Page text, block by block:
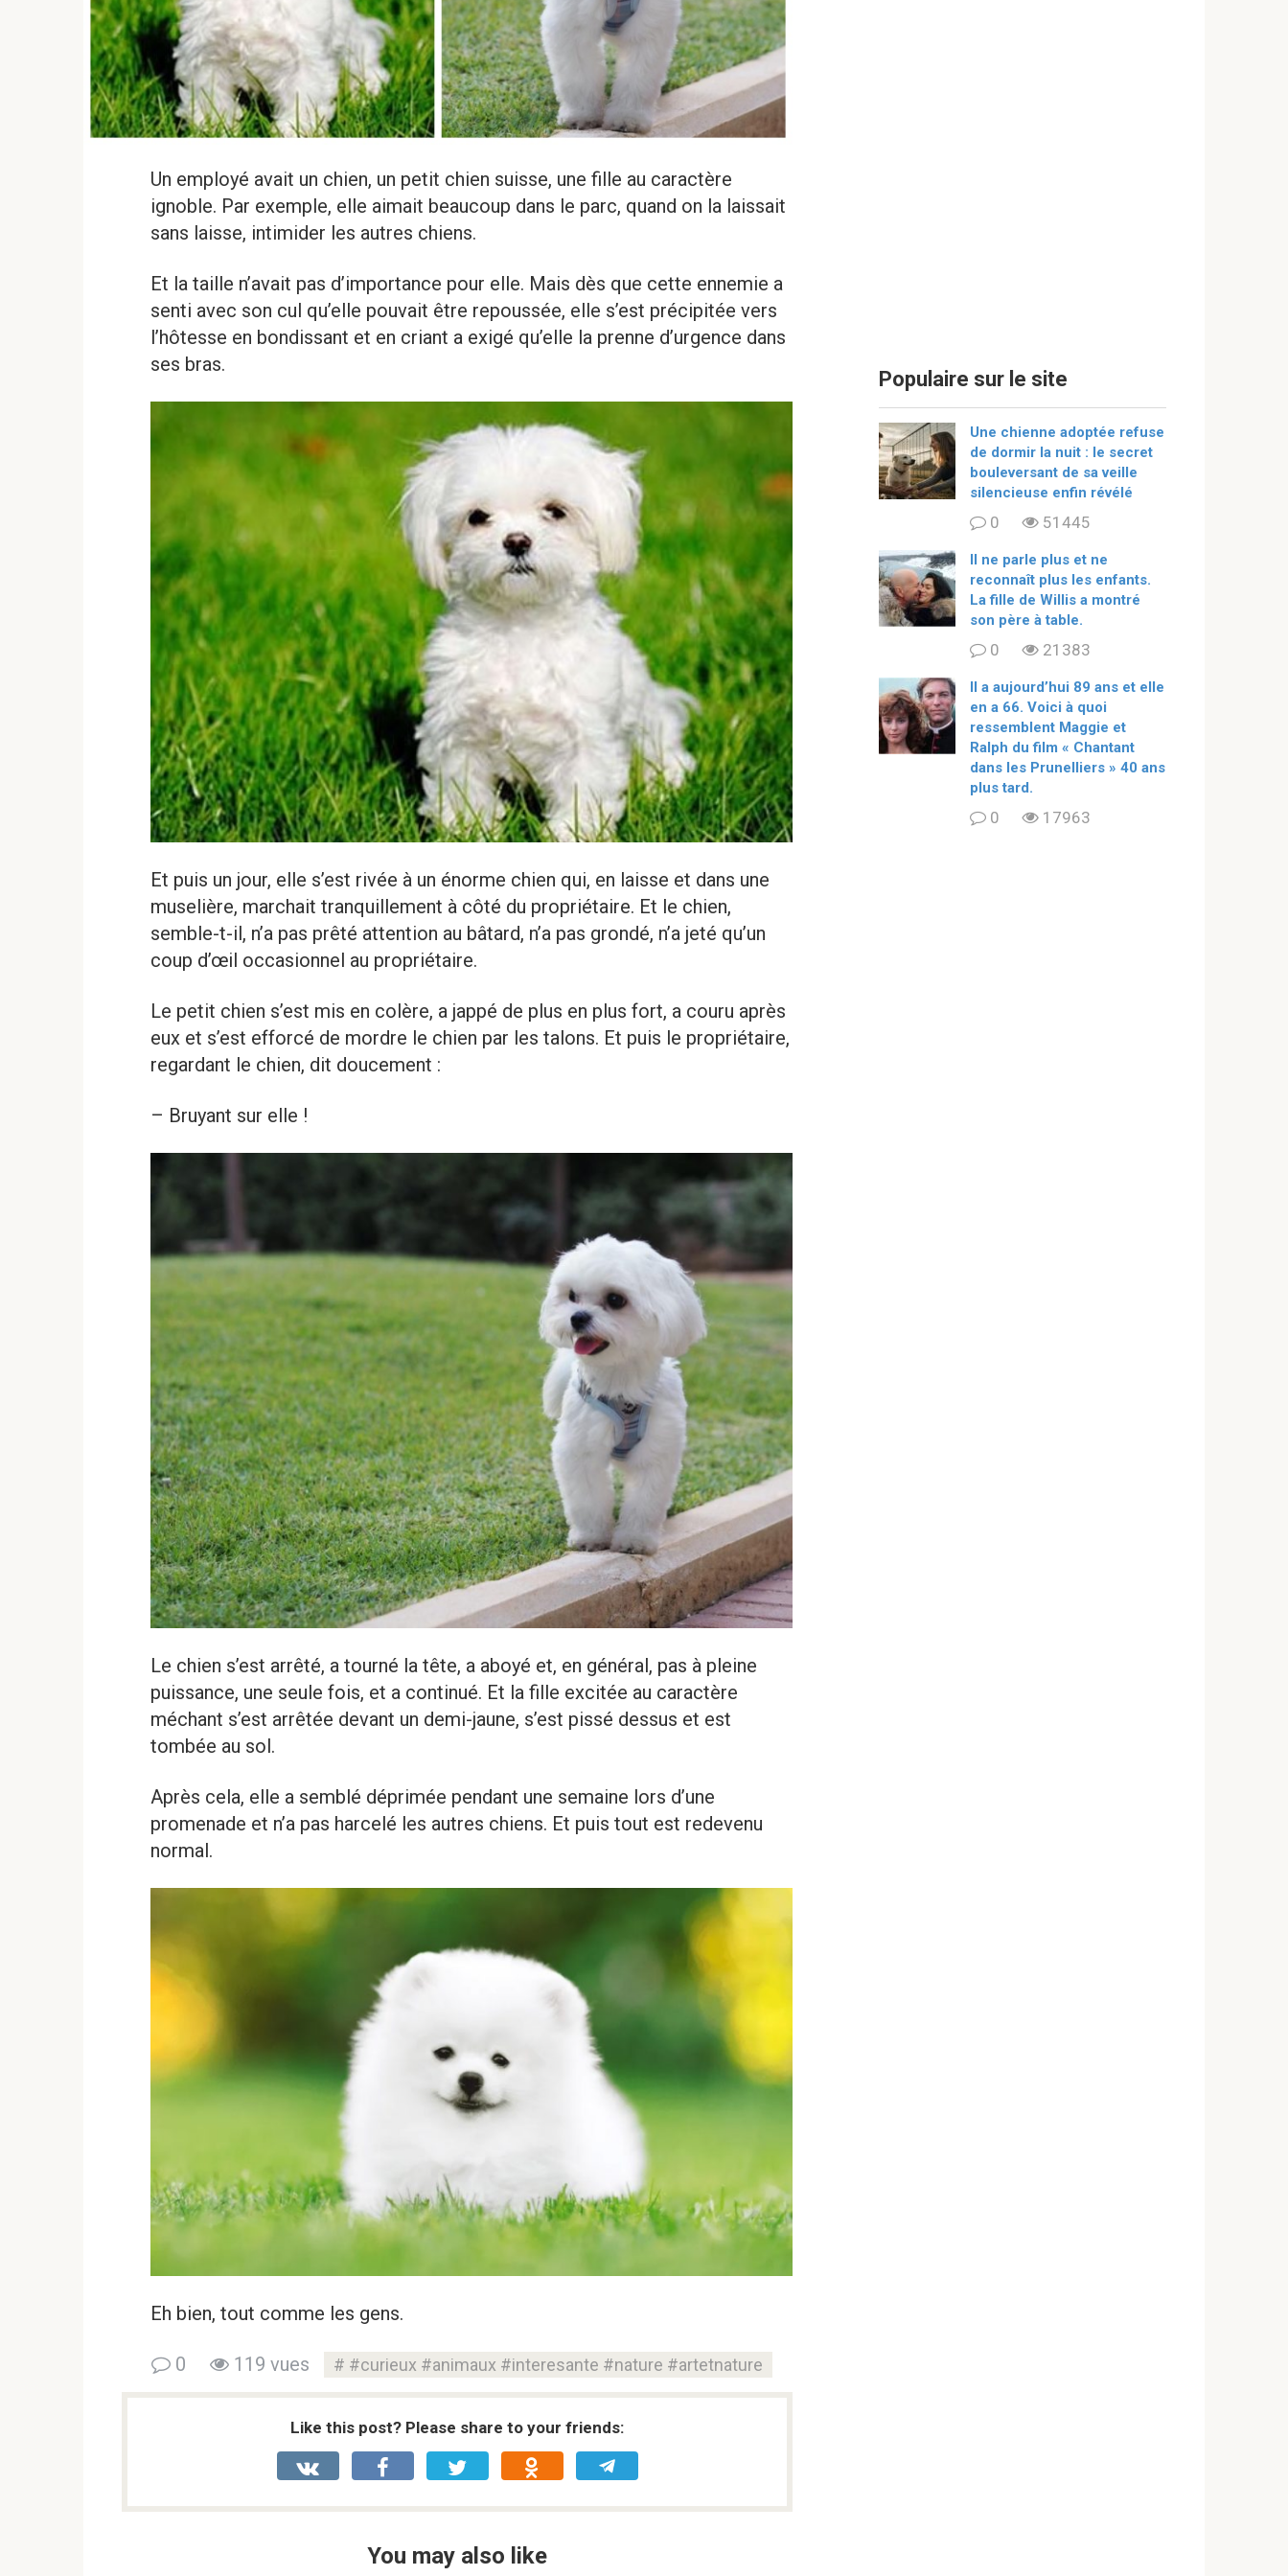
Un employé avait un chien, un petit chien suisse, une fille au caractère
ignoble. Par exemple, elle aimait beaucoup dans le parc, quand on la laissait
sans laisse, intimider les autres chiens.
Et la taille n’avait pas d’importance pour elle. Mais dès que cette ennemie a
senti avec son cul qu’elle pouvait être repoussée, elle s’est précipitée vers
l’hôtesse en bondissant et en criant a exigé qu’elle la prenne d’urgence dans
ses bras.
Et puis un jour, elle s’est rivée à un énorme chien qui, en laisse et dans une
muselière, marchait tranquillement à côté du propriétaire. Et le chien,
semble-t-il, n’a pas prêté attention au bâtard, n’a pas grondé, n’a jeté qu’un
coup d’œil occasionnel au propriétaire.
Le petit chien s’est mis en colère, a jappé de plus en plus fort, a couru après
eux et s’est efforcé de mordre le chien par les talons. Et puis le propriétaire,
regardant le chien, dit doucement :
– Bruyant sur elle !
Le chien s’est arrêté, a tourné la tête, a aboyé et, en général, pas à pleine
puissance, une seule fois, et a continué. Et la fille excitée au caractère
méchant s’est arrêtée devant un demi-jaune, s’est pissé dessus et est
tombée au sol.
Après cela, elle a semblé déprimée pendant une semaine lors d’une
promenade et n’a pas harcelé les autres chiens. Et puis tout est redevenu
normal.
Eh bien, tout comme les gens.
0 119 vues #curieux #animaux #interesante #nature #artetnature
Like this post? Please share to your friends:
You may also like
Populaire sur le site
Une chienne adoptée refuse
de dormir la nuit : le secret
bouleversant de sa veille
silencieuse enfin révélé
0 51445
Il ne parle plus et ne
reconnaît plus les enfants.
La fille de Willis a montré
son père à table.
0 21383
ll a aujourd’hui 89 ans et elle
en a 66. Voici à quoi
ressemblent Maggie et
Ralph du film « Chantant
dans les Prunelliers » 40 ans
plus tard.
0 17963